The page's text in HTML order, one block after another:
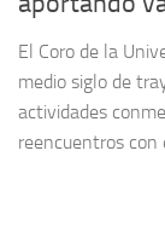
El Coro de la
medio siglo de
actividades
reencuentros con